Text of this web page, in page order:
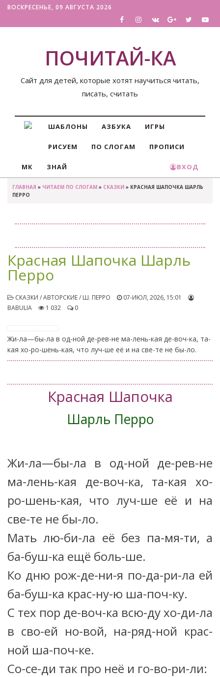
ВОСКРЕСЕНЬЕ, 09 АВГУСТА 2026
ПОЧИТАЙ-КА
Сайт для детей, которые хотят научиться читать,
писать, считать
ШАБЛОНЫ АЗБУКА ИГРЫ
РИСУЕМ ПО СЛОГАМ ПРОПИСИ
МК ЗНАЙ ВХОД
ГЛАВНАЯ » ЧИТАЕМ ПО СЛОГАМ » СКАЗКИ » КРАСНАЯ ШАПОЧКА ШАРЛЬ
ПЕРРО
Красная Шапочка Шарль
Перро
СКАЗКИ / АВТОРСКИЕ / Ш. ПЕРРО
07-ИЮЛ, 2026, 15:01
BABULIA
1 032 0
Жи-ла—бы-ла в од-ной де-рев-не ма-лень-кая де-воч-ка, та-
кая хо-ро-шень-кая, что луч-ше её и на све-те не бы-ло.
Красная Шапочка
Шарль Перро
Жи-ла—бы-ла в од-ной де-рев-не
ма-лень-кая де-воч-ка, та-кая хо-
ро-шень-кая, что луч-ше её и на
све-те не бы-ло.
Мать лю-би-ла её без па-мя-ти, а
ба-буш-ка ещё боль-ше.
Ко дню рож-де-ни-я по-да-ри-ла ей
ба-буш-ка крас-ну-ю ша-поч-ку.
С тех пор де-воч-ка всю-ду хо-ди-ла
в сво-ей но-вой, на-ряд-ной крас-
ной ша-поч-ке.
Со-се-ди так про неё и го-во-ри-ли: